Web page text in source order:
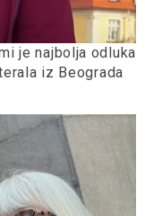
je najbolja odluka
iz Beograda